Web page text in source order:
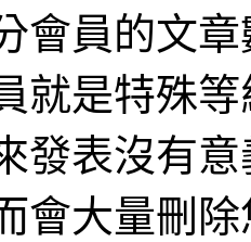
會員的文
就是特殊
發表沒有
會大量刪